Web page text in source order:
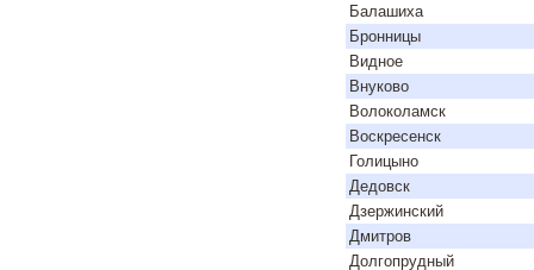
Балашиха
Бронницы
Видное
Внуково
Волоколамск
Воскресенск
Голицыно
Дедовск
Дзержинский
Дмитров
Долгопрудный